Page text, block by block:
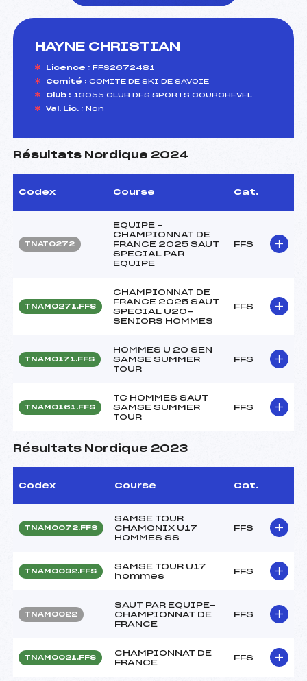
HAYNE CHRISTIAN
Licence : FFS2672481
Comité : COMITE DE SKI DE SAVOIE
Club : 13055 CLUB DES SPORTS COURCHEVEL
Val. Lic. : Non
Résultats Nordique 2024
Codex Course Cat.
TNAT0272
EQUIPE –
CHAMPIONNAT DE
FRANCE 2025 SAUT
SPECIAL PAR
EQUIPE
FFS
TNAM0271.FFS
CHAMPIONNAT DE
FRANCE 2025 SAUT
SPECIAL U20-
SENIORS HOMMES
FFS
TNAM0171.FFS
HOMMES U 20 SEN
SAMSE SUMMER
TOUR
FFS
TNAM0161.FFS
TC HOMMES SAUT
SAMSE SUMMER
TOUR
FFS
Résultats Nordique 2023
Codex Course Cat.
TNAM0072.FFS
SAMSE TOUR
CHAMONIX U17
HOMMES SS
FFS
TNAM0032.FFS
SAMSE TOUR U17
hommes
FFS
TNAM0022
SAUT PAR EQUIPE-
CHAMPIONNAT DE
FRANCE
FFS
TNAM0021.FFS
CHAMPIONNAT DE
FRANCE
FFS